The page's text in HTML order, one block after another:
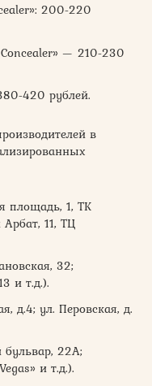
200-220
— 210-230
420 рублей.
в
площадь, 1, ТК
11, ТЦ
32;
и т.д.).
д.4; ул. Перовская, д.
22А;
и т.д.).